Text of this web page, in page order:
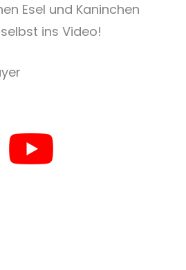
Esel und Kaninchen
ins Video!